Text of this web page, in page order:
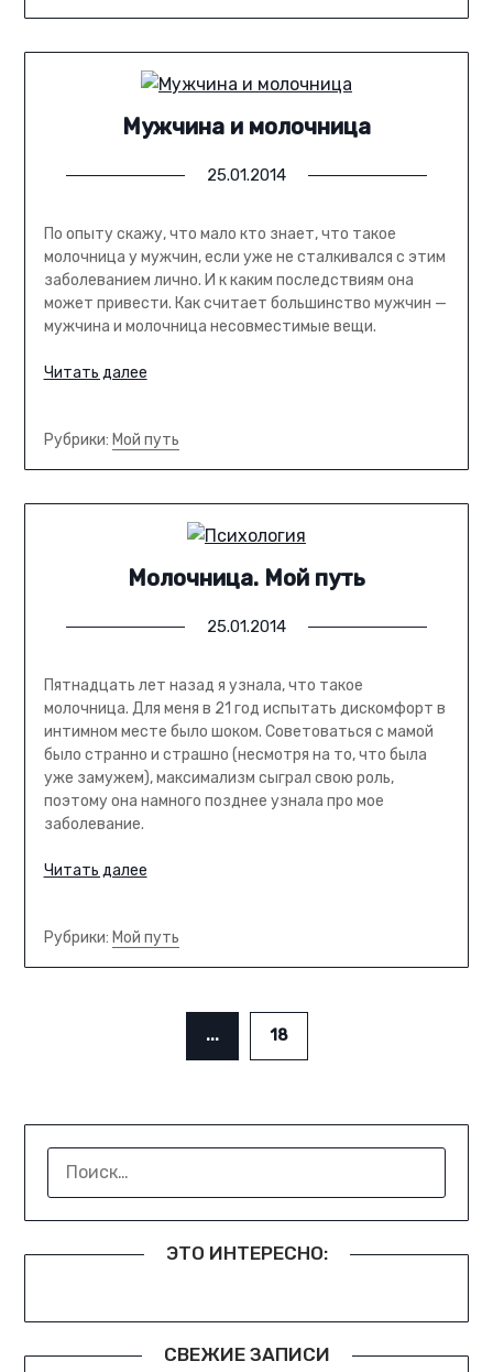
Мужчина и молочница
25.01.2014
По опыту скажу, что мало кто знает, что такое
молочница у мужчин, если уже не сталкивался с этим
заболеванием лично. И к каким последствиям она
может привести. Как считает большинство мужчин —
мужчина и молочница несовместимые вещи.
Читать далее
Рубрики: Мой путь
Молочница. Мой путь
25.01.2014
Пятнадцать лет назад я узнала, что такое
молочница. Для меня в 21 год испытать дискомфорт в
интимном месте было шоком. Советоваться с мамой
было странно и страшно (несмотря на то, что была
уже замужем), максимализм сыграл свою роль,
поэтому она намного позднее узнала про мое
заболевание.
Читать далее
Рубрики: Мой путь
... 18
ЭТО ИНТЕРЕСНО:
СВЕЖИЕ ЗАПИСИ